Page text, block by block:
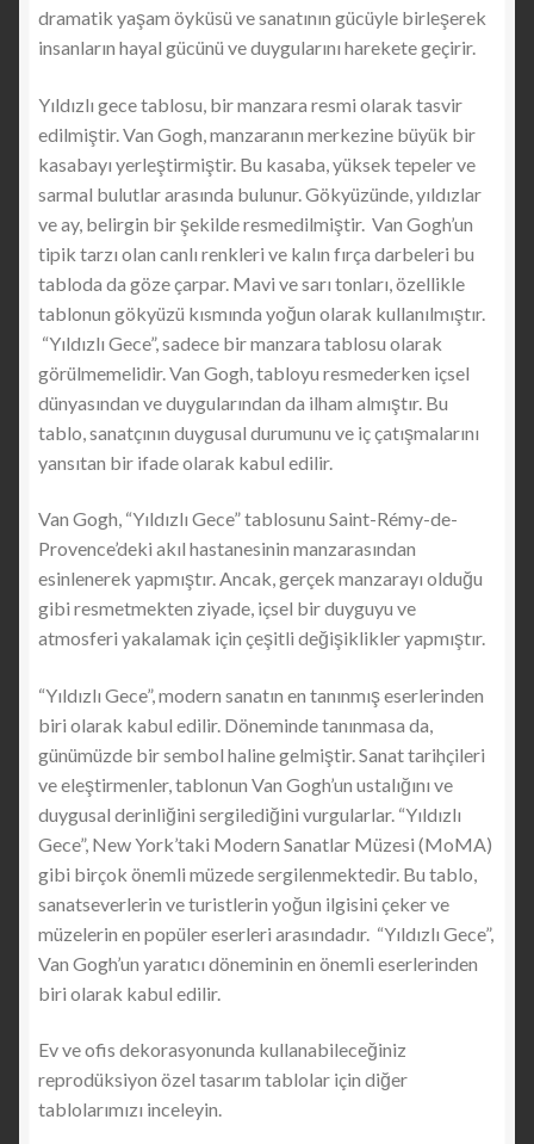
dramatik yaşam öyküsü ve sanatının gücüyle birleşerek
insanların hayal gücünü ve duygularını harekete geçirir.
Yıldızlı gece tablosu, bir manzara resmi olarak tasvir
edilmiştir. Van Gogh, manzaranın merkezine büyük bir
kasabayı yerleştirmiştir. Bu kasaba, yüksek tepeler ve
sarmal bulutlar arasında bulunur. Gökyüzünde, yıldızlar
ve ay, belirgin bir şekilde resmedilmiştir. Van Gogh’un
tipik tarzı olan canlı renkleri ve kalın fırça darbeleri bu
tabloda da göze çarpar. Mavi ve sarı tonları, özellikle
tablonun gökyüzü kısmında yoğun olarak kullanılmıştır.
“Yıldızlı Gece”, sadece bir manzara tablosu olarak
görülmemelidir. Van Gogh, tabloyu resmederken içsel
dünyasından ve duygularından da ilham almıştır. Bu
tablo, sanatçının duygusal durumunu ve iç çatışmalarını
yansıtan bir ifade olarak kabul edilir.
Van Gogh, “Yıldızlı Gece” tablosunu Saint-Rémy-de-
Provence’deki akıl hastanesinin manzarasından
esinlenerek yapmıştır. Ancak, gerçek manzarayı olduğu
gibi resmetmekten ziyade, içsel bir duyguyu ve
atmosferi yakalamak için çeşitli değişiklikler yapmıştır.
“Yıldızlı Gece”, modern sanatın en tanınmış eserlerinden
biri olarak kabul edilir. Döneminde tanınmasa da,
günümüzde bir sembol haline gelmiştir. Sanat tarihçileri
ve eleştirmenler, tablonun Van Gogh’un ustalığını ve
duygusal derinliğini sergilediğini vurgularlar. “Yıldızlı
Gece”, New York’taki Modern Sanatlar Müzesi (MoMA)
gibi birçok önemli müzede sergilenmektedir. Bu tablo,
sanatseverlerin ve turistlerin yoğun ilgisini çeker ve
müzelerin en popüler eserleri arasındadır. “Yıldızlı Gece”,
Van Gogh’un yaratıcı döneminin en önemli eserlerinden
biri olarak kabul edilir.
Ev ve ofis dekorasyonunda kullanabileceğiniz
reprodüksiyon özel tasarım tablolar için diğer
tablolarımızı inceleyin.